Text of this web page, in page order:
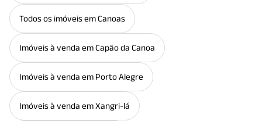
Todos os imóveis em Canoas
Imóveis à venda em Capão da Canoa
Imóveis à venda em Porto Alegre
Imóveis à venda em Xangri-lá